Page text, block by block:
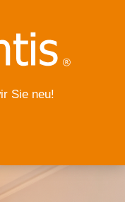
Sie neu!